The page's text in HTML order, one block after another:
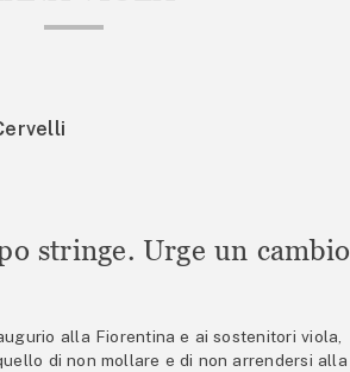
stringe. Urge un cambio
alla Fiorentina e ai sostenitori viola,
di non mollare e di non arrendersi alla